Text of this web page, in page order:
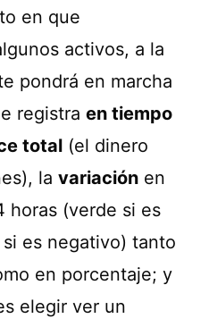
en que
activos, a la
pondrá en marcha
registra en tiempo
total (el dinero
la variación en
horas (verde si es
es negativo) tanto
en porcentaje; y
elegir ver un